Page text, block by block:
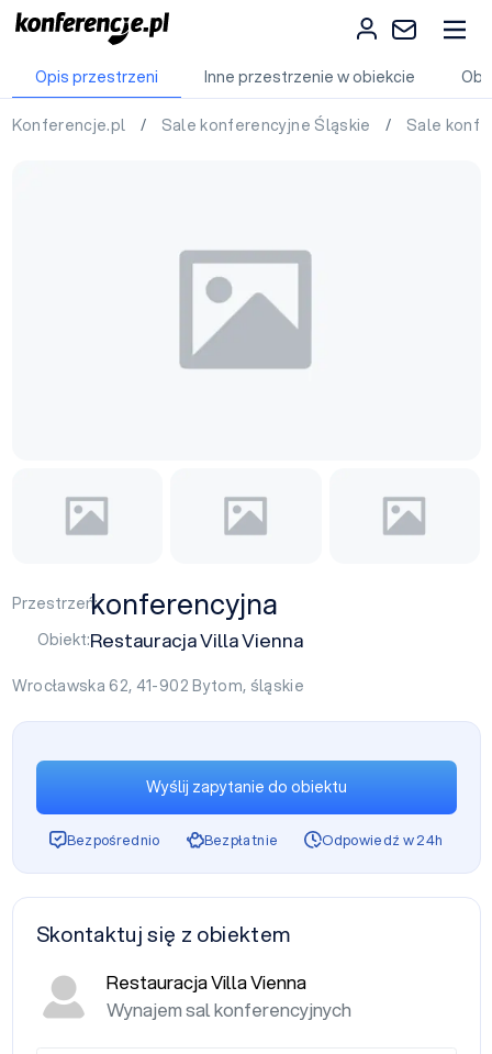
Opis przestrzeni Inne przestrzenie w obiekcie
Konferencje.pl / Sale konferencyjne Śląskie / Sale
Przestrzeń:konferencyjna
Obiekt:Restauracja Villa Vienna
Wrocławska 62, 41-902Bytom, śląskie
Wyślij zapytanie do obiektu
Bezpośrednio Bezpłatnie Odpowiedź w 24h
Skontaktuj się z obiektem
Restauracja Villa Vienna
Wynajem sal konferencyjnych